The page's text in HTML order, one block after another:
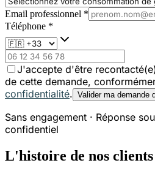
Email professionnel *
Téléphone *
J'accepte d'être
de cette demande,
confidentialité. Valider ma demande
Sans engagement · Réponse
confidentiel
L'histoire de nos clients